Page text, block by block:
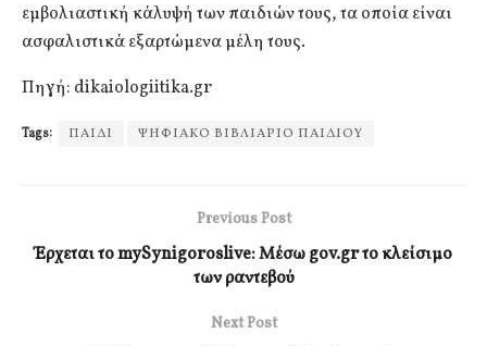
εμβολιαστική κάλυψή των παιδιών τους, τα οποία είναι
ασφαλιστικά εξαρτώμενα μέλη τους.
Πηγή: dikaiologiitika.gr
Tags: ΠΑΙΔΙ ΨΗΦΙΑΚΟ ΒΙΒΛΙΑΡΙΟ ΠΑΙΔΙΟΥ
Previous Post
Έρχεται το mySynigoroslive: Μέσω gov.gr το κλείσιμο
των ραντεβού
Next Post